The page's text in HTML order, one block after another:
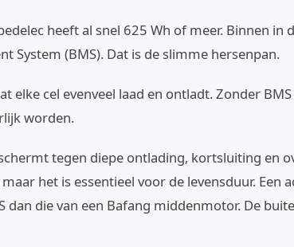
heeft al snel 625 Wh of meer. Binnen in
System (BMS). Dat is de slimme hersenpan.
elke cel evenveel laad en ontladt. Zonder
worden.
tegen diepe ontlading, kortsluiting en
het is essentieel voor de levensduur. Een
dan die van een Bafang middenmotor. De